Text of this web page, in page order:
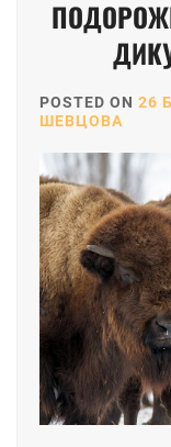
POSTED ON 26
ШЕВЦОВА